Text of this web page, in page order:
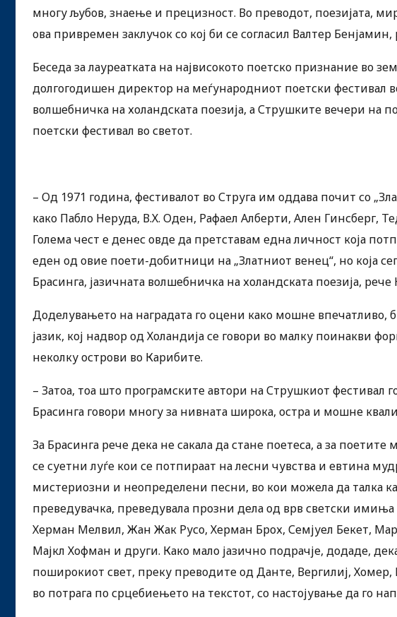
многу љубов, знаење и прецизност. Во преводот, поезијата,
ова привремен заклучок со кој би се согласил Валтер Бенјамин,
Беседа за лауреатката на највисокото поетско признание во
долгогодишен директор на меѓународниот поетски фестивал
волшебничка на холандската поезија, а Струшките вечери на
поетски фестивал во светот.
– Од 1971 година, фестивалот во Струга им оддава почит со
како Пабло Неруда, В.Х. Оден, Рафаел Алберти, Ален Гинсберг,
Голема чест е денес овде да претставам една личност која
еден од овие поети-добитници на „Златниот венец“, но која
Брасинга, јазичната волшебничка на холандската поезија, рече
Доделувањето на наградата го оцени како мошне впечатливо,
јазик, кој надвор од Холандија се говори во малку поинакви
неколку острови во Карибите.
– Затоа, тоа што програмските автори на Струшкиот фестивал
Брасинга говори многу за нивната широка, остра и мошне
За Брасинга рече дека не сакала да стане поетеса, а за
се суетни луѓе кои се потпираат на лесни чувства и евтина
мистериозни и неопределени песни, во кои можела да талка
преведувачка, преведувала прозни дела од врв светски
Херман Мелвил, Жан Жак Русо, Херман Брох, Семјуел Бекет,
Мајкл Хофман и други. Како мало јазично подрачје, додаде,
поширокиот свет, преку преводите од Данте, Вергилиј,
во потрага по срцебиењето на текстот, со настојување да го